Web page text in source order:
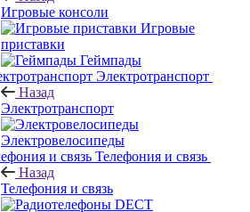
Игровые консоли
Игровые
приставки
Геймпады
Электротранспорт
Назад
Электротранспорт
Электровелосипеды
Телефония и связь
Назад
Телефония и связь